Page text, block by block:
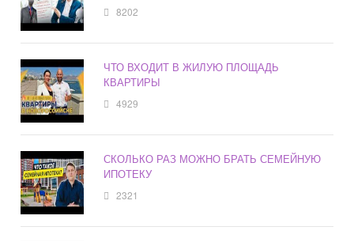
8202
ЧТО ВХОДИТ В ЖИЛУЮ ПЛОЩАДЬ
КВАРТИРЫ
4929
СКОЛЬКО РАЗ МОЖНО БРАТЬ СЕМЕЙНУЮ
ИПОТЕКУ
2321